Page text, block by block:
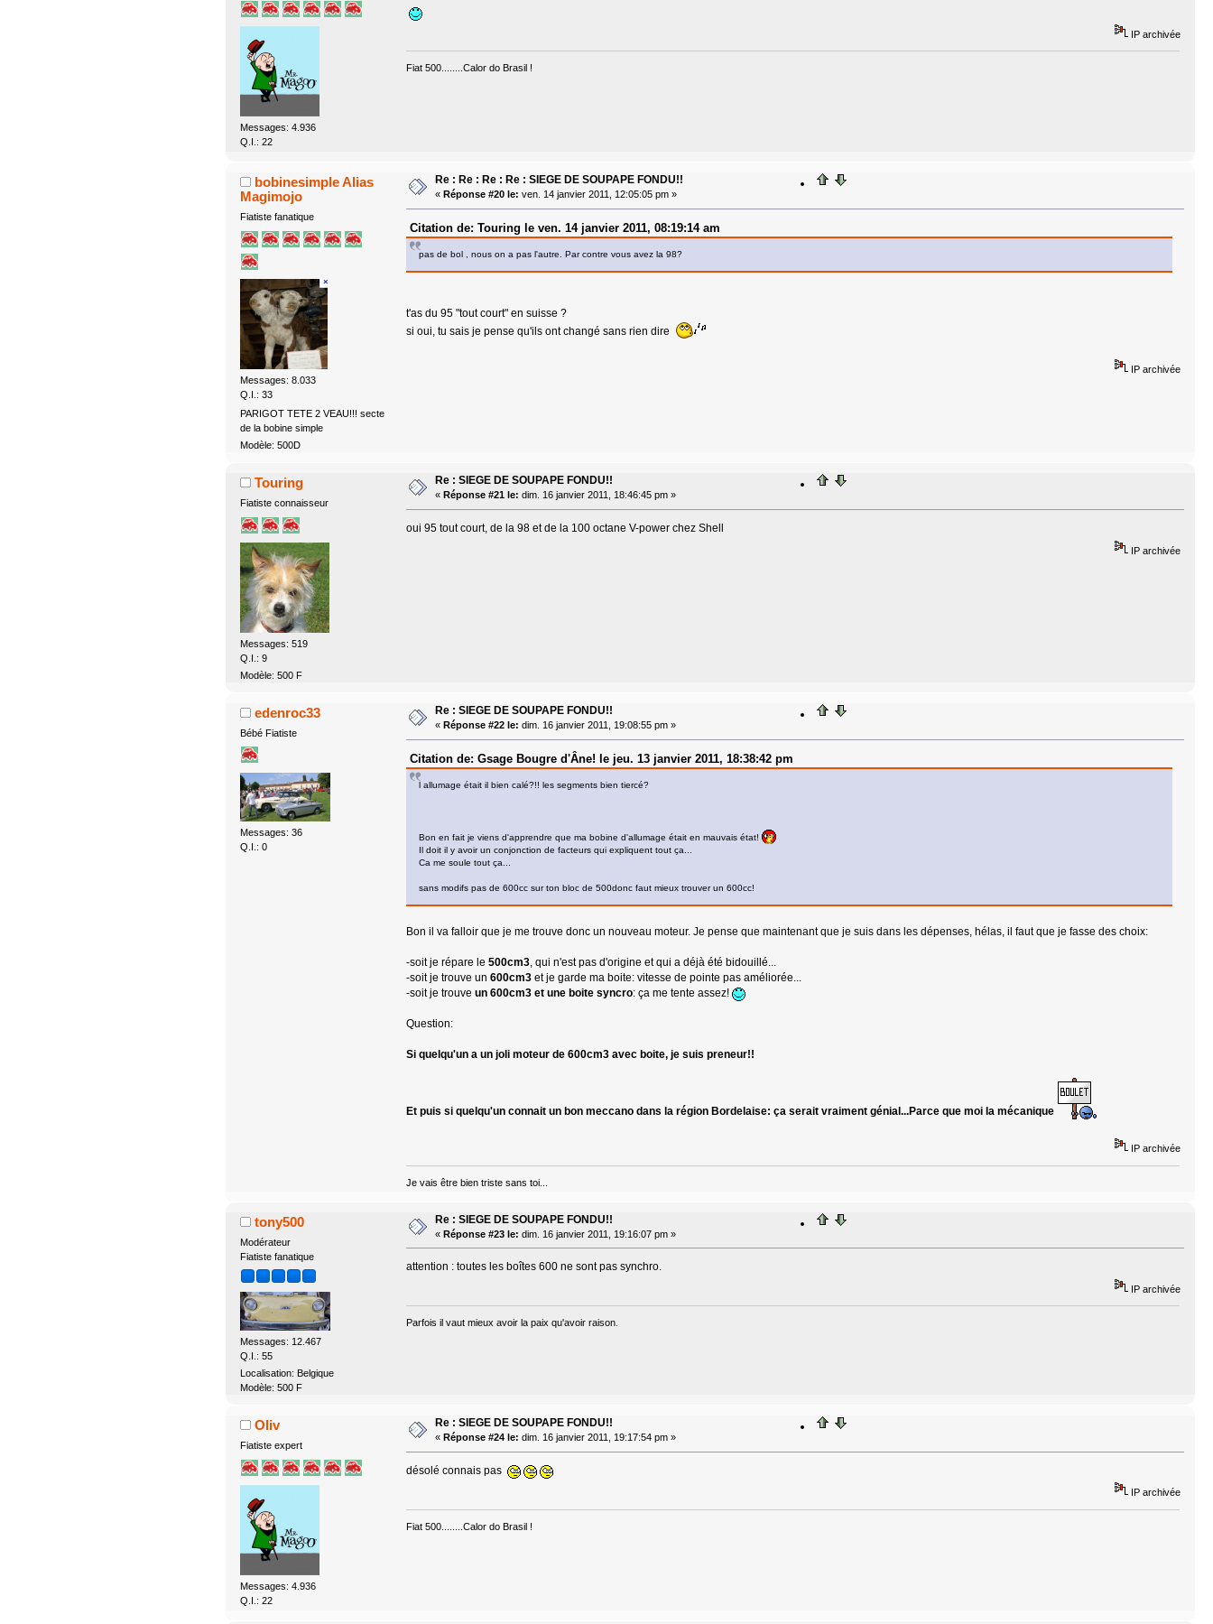
Messages: 4.936
Q.I.: 22
IP archivée
Fiat 500........Calor do Brasil !
bobinesimple Alias
Magimojo
Fiatiste fanatique
Messages: 8.033
Q.I.: 33
PARIGOT TETE 2 VEAU!!! secte
de la bobine simple
Modèle: 500D
Re : Re : Re : Re : SIEGE DE SOUPAPE FONDU!!
« Réponse #20 le: ven. 14 janvier 2011, 12:05:05 pm »
Citation de: Touring le ven. 14 janvier 2011, 08:19:14 am
pas de bol , nous on a pas l'autre. Par contre vous avez la 98?
t'as du 95 "tout court" en suisse ?
si oui, tu sais je pense qu'ils ont changé sans rien dire
IP archivée
Touring
Fiatiste connaisseur
Messages: 519
Q.I.: 9
Modèle: 500 F
Re : SIEGE DE SOUPAPE FONDU!!
« Réponse #21 le: dim. 16 janvier 2011, 18:46:45 pm »
oui 95 tout court, de la 98 et de la 100 octane V-power chez Shell
IP archivée
edenroc33
Bébé Fiatiste
Messages: 36
Q.I.: 0
Re : SIEGE DE SOUPAPE FONDU!!
« Réponse #22 le: dim. 16 janvier 2011, 19:08:55 pm »
Citation de: Gsage Bougre d'Âne! le jeu. 13 janvier 2011, 18:38:42 pm
l allumage était il bien calé?!! les segments bien tiercé?
Bon en fait je viens d'apprendre que ma bobine d'allumage était en mauvais état!
Il doit il y avoir un conjonction de facteurs qui expliquent tout ça...
Ca me soule tout ça...
sans modifs pas de 600cc sur ton bloc de 500donc faut mieux trouver un 600cc!
Bon il va falloir que je me trouve donc un nouveau moteur. Je pense que maintenant que je suis dans les dépenses, hélas, il faut que je fasse des choix:
-soit je répare le 500cm3, qui n'est pas d'origine et qui a déjà été bidouillé...
-soit je trouve un 600cm3et je garde ma boite: vitesse de pointe pas améliorée...
-soit je trouve un 600cm3 et une boite syncro: ça me tente assez!
Question:
Si quelqu'un a un joli moteur de 600cm3 avec boite, je suis preneur!!
Et puis si quelqu'un connait un bon meccano dans la région Bordelaise: ça serait vraiment génial...Parce que moi la mécanique
IP archivée
Je vais être bien triste sans toi...
tony500
Modérateur
Fiatiste fanatique
Messages: 12.467
Q.I.: 55
Localisation: Belgique
Modèle: 500 F
Re : SIEGE DE SOUPAPE FONDU!!
« Réponse #23 le: dim. 16 janvier 2011, 19:16:07 pm »
attention : toutes les boîtes 600 ne sont pas synchro.
IP archivée
Parfois il vaut mieux avoir la paix qu'avoir raison.
Oliv
Fiatiste expert
Messages: 4.936
Q.I.: 22
Re : SIEGE DE SOUPAPE FONDU!!
« Réponse #24 le: dim. 16 janvier 2011, 19:17:54 pm »
désolé connais pas
IP archivée
Fiat 500........Calor do Brasil !